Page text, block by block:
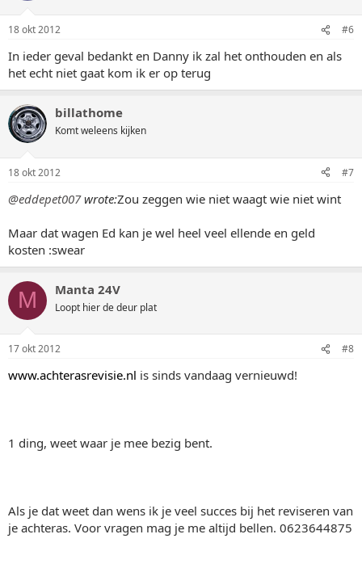
18 okt 2012 #6
In ieder geval bedankt en Danny ik zal het onthouden en als
het echt niet gaat kom ik er op terug
billathome
Komt weleens kijken
18 okt 2012 #7
@eddepet007wrote:Zou zeggen wie niet waagt wie niet wint
Maar dat wagen Ed kan je wel heel veel ellende en geld
kosten :swear
M Manta 24V
Loopt hier de deur plat
17 okt 2012 #8
www.achterasrevisie.nl is sinds vandaag vernieuwd!
1 ding, weet waar je mee bezig bent.
Als je dat weet dan wens ik je veel succes bij het reviseren van
je achteras. Voor vragen mag je me altijd bellen. 0623644875